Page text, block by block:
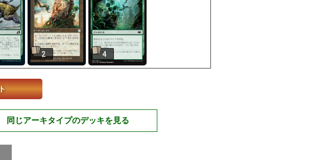
2 4
同じアーキタイプのデッキを見る